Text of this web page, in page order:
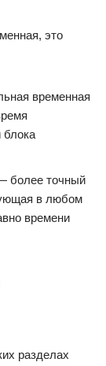
это
временная
блока
более точный
в любом
времени
разделах